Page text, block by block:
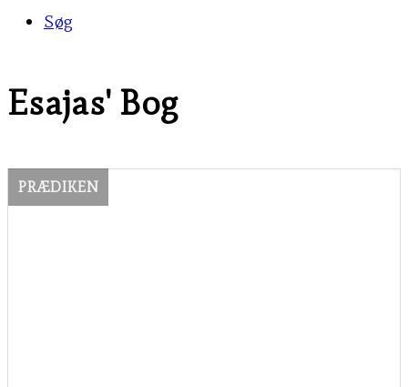
Søg
Esajas' Bog
PRÆDIKEN